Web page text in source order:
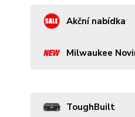
Akční nabídka
Milwaukee
ToughBuilt